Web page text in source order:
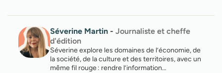
Séverine Martin - Journaliste et cheffe
d'édition
Séverine explore les domaines de l’économie, de
la société, de la culture et des territoires, avec un
même fil rouge : rendre l’information…